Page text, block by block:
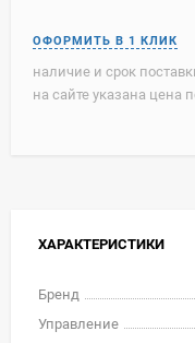
наличие и срок
на сайте указана цена
ХАРАКТЕРИСТИКИ
Бренд
Управление